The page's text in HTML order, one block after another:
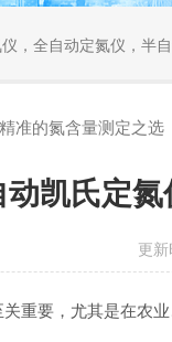
定氮仪，半自动定氮仪
准的氮含量测定之选
动凯氏定
更
要，尤其是在农业